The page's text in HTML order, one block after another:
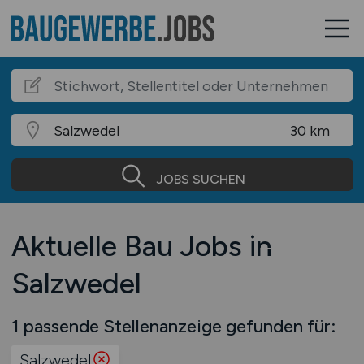
JOBS SUCHEN
Aktuelle Bau Jobs in
Salzwedel
1 passende Stellenanzeige gefunden für:
Salzwedel